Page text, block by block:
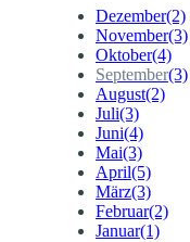
Dezember(2)
November(3)
Oktober(4)
September(3)
August(2)
Juli(3)
Juni(4)
Mai(3)
April(5)
März(3)
Februar(2)
Januar(1)